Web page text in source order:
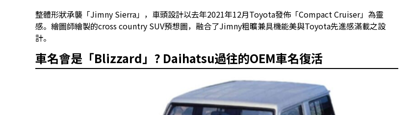
整體形狀承襲「Jimny Sierra」，車頭設計以去年2021年12月Toyota發佈「Compact Cruiser」為靈
感。繪圖師繪製的cross country SUV預想圖，融合了Jimny粗曠兼具機能美與Toyota先進感滿載之設
計。
車名會是「Blizzard」? Daihatsu過往的OEM車名復活